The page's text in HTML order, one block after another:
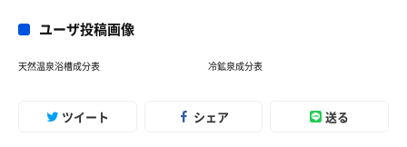
ユーザ投稿画像
天然温泉浴槽成分表 冷鉱泉成分表
ツイート シェア 送る